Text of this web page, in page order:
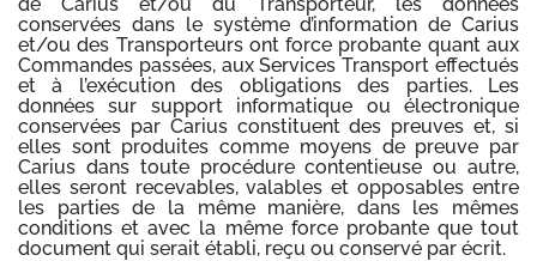
conservées dans le système d’information de Carius
et/ou des Transporteurs ont force probante quant aux
Commandes passées, aux Services Transport effectués
et à l’exécution des obligations des parties. Les
données sur support informatique ou électronique
conservées par Carius constituent des preuves et, si
elles sont produites comme moyens de preuve par
Carius dans toute procédure contentieuse ou autre,
elles seront recevables, valables et opposables entre
les parties de la même manière, dans les mêmes
conditions et avec la même force probante que tout
document qui serait établi, reçu ou conservé par écrit.